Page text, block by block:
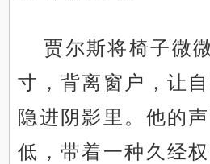
贾尔斯将椅子微
寸，背离窗户，让
隐进阴影里。他的
低，带着一种久经